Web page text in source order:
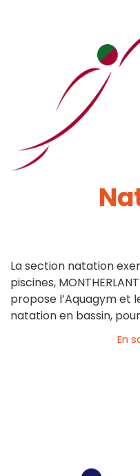
La section natation
piscines,
propose l’Aquagym et
natation en bassin,
En